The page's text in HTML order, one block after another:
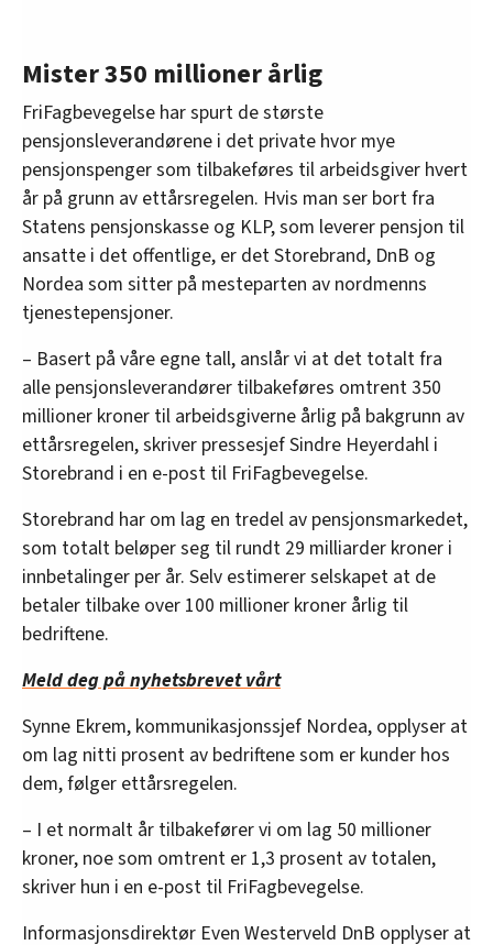
Mister 350 millioner årlig
FriFagbevegelse har spurt de største
pensjonsleverandørene i det private hvor mye
pensjonspenger som tilbakeføres til arbeidsgiver hvert
år på grunn av ettårsregelen. Hvis man ser bort fra
Statens pensjonskasse og KLP, som leverer pensjon til
ansatte i det offentlige, er det Storebrand, DnB og
Nordea som sitter på mesteparten av nordmenns
tjenestepensjoner.
– Basert på våre egne tall, anslår vi at det totalt fra
alle pensjonsleverandører tilbakeføres omtrent 350
millioner kroner til arbeidsgiverne årlig på bakgrunn av
ettårsregelen, skriver pressesjef Sindre Heyerdahl i
Storebrand i en e-post til FriFagbevegelse.
Storebrand har om lag en tredel av pensjonsmarkedet,
som totalt beløper seg til rundt 29 milliarder kroner i
innbetalinger per år. Selv estimerer selskapet at de
betaler tilbake over 100 millioner kroner årlig til
bedriftene.
Meld deg på nyhetsbrevet vårt
Synne Ekrem, kommunikasjonssjef Nordea, opplyser at
om lag nitti prosent av bedriftene som er kunder hos
dem, følger ettårsregelen.
– I et normalt år tilbakefører vi om lag 50 millioner
kroner, noe som omtrent er 1,3 prosent av totalen,
skriver hun i en e-post til FriFagbevegelse.
Informasjonsdirektør Even Westerveld DnB opplyser at